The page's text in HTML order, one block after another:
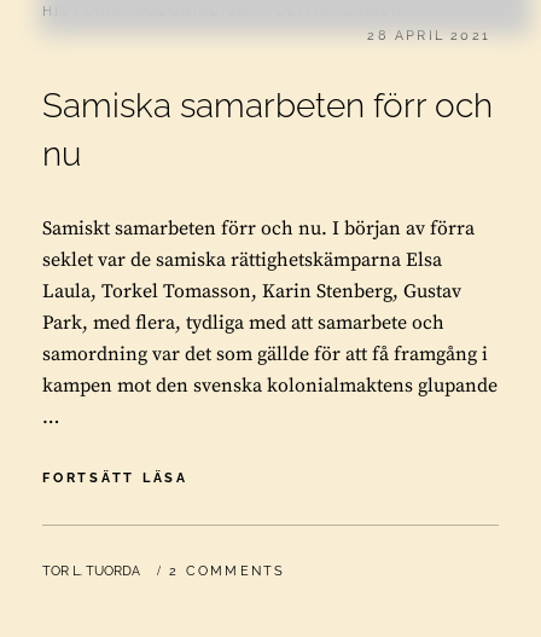
CATEGORIES:
HISTORIA
PUBLICERAT
28 APRIL 2021
Samiska samarbeten förr och
nu
Samiskt samarbeten förr och nu. I början av förra
seklet var de samiska rättighetskämparna Elsa
Laula, Torkel Tomasson, Karin Stenberg, Gustav
Park, med flera, tydliga med att samarbete och
samordning var det som gällde för att få framgång i
kampen mot den svenska kolonialmaktens glupande
…
FORTSÄTT LÄSA
FÖRR
NU
BY
TOR L. TUORDA 2 COMMENTS